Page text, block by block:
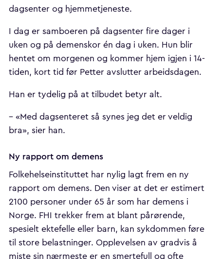
dagsenter og hjemmetjeneste.
I dag er samboeren på dagsenter fire dager i
uken og på demenskor én dag i uken. Hun blir
hentet om morgenen og kommer hjem igjen i 14-
tiden, kort tid før Petter avslutter arbeidsdagen.
Han er tydelig på at tilbudet betyr alt.
– «Med dagsenteret så synes jeg det er veldig
bra», sier han.
Ny rapport om demens
Folkehelseinstituttet har nylig lagt frem en ny
rapport om demens. Den viser at det er estimert
2100 personer under 65 år som har demens i
Norge. FHI trekker frem at blant pårørende,
spesielt ektefelle eller barn, kan sykdommen føre
til store belastninger. Opplevelsen av gradvis å
miste sin nærmeste er en smertefull og ofte